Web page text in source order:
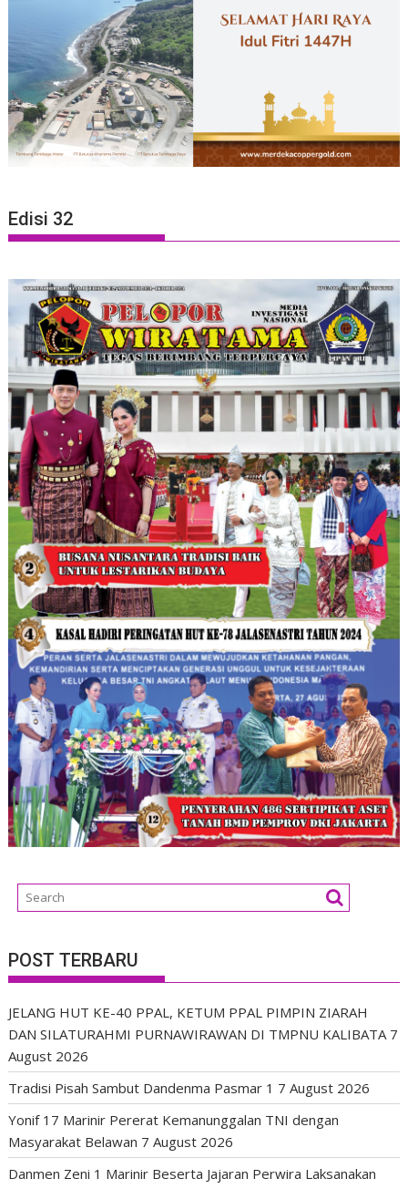
Edisi 32
POST TERBARU
JELANG HUT KE-40 PPAL, KETUM PPAL PIMPIN ZIARAH
DAN SILATURAHMI PURNAWIRAWAN DI TMPNU KALIBATA 7
August 2026
Tradisi Pisah Sambut Dandenma Pasmar 1 7 August 2026
Yonif 17 Marinir Pererat Kemanunggalan TNI dengan
Masyarakat Belawan 7 August 2026
Danmen Zeni 1 Marinir Beserta Jajaran Perwira Laksanakan